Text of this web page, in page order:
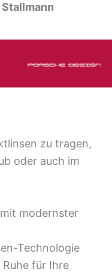
zu tragen,
oder auch im
modernster
Technologie
für Ihre